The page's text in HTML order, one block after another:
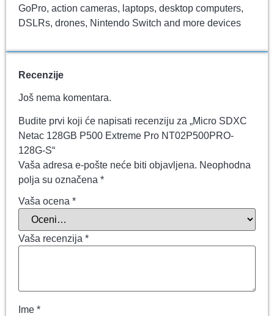
GoPro, action cameras, laptops, desktop computers,
DSLRs, drones, Nintendo Switch and more devices
Recenzije
Još nema komentara.
Budite prvi koji će napisati recenziju za „Micro SDXC
Netac 128GB P500 Extreme Pro NT02P500PRO-
128G-S“
Vaša adresa e-pošte neće biti objavljena. Neophodna
polja su označena *
Vaša ocena *
Vaša recenzija *
Ime *